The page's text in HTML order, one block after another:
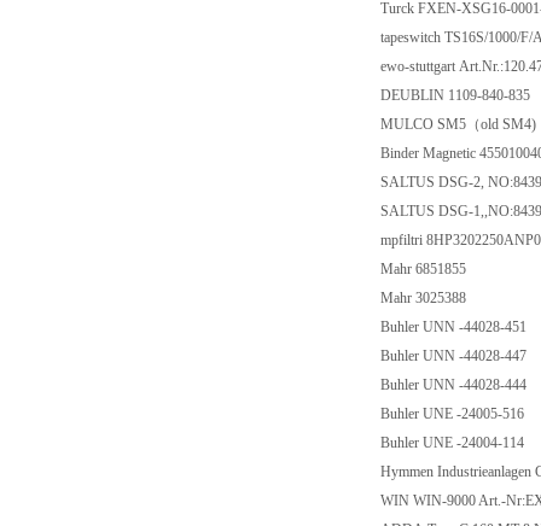
Turck FXEN-XSG16-
tapeswitch TS16S/
ewo-stuttgart
DEUBLIN 1109-
MULCO SM5（old
Binder Magnetic
SALTUS DSG-2,
SALTUS DSG-
mpfiltri
Mahr 6851855
Mahr 3025388
Buhler UNN -
Buhler UNN -
Buhler UNN -
Buhler UNE -
Buhler UNE -
Hymmen
WIN WIN-9000 Art.-